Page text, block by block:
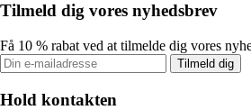
Tilmeld dig vores nyhedsbrev
Få 10 % rabat ved at tilmelde dig vores
Tilmeld dig
Hold kontakten